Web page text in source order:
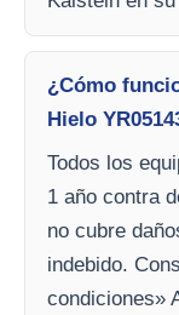
¿Cómo
Hielo
Todos los
1 año contra
no cubre
indebido.
condiciones»